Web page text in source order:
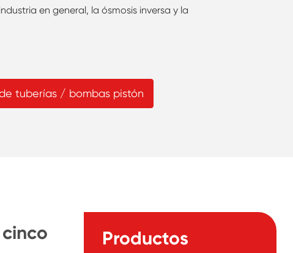
en general, la ósmosis inversa y la
de tuberías / bombas pistón
Productos